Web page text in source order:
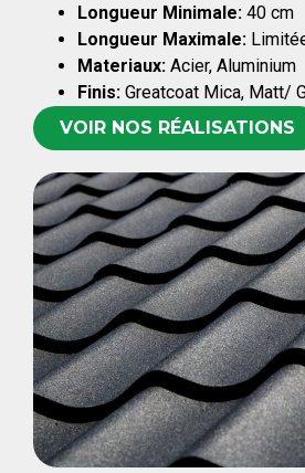
Longueur Minimale: 40 cm
Longueur Maximale:
Materiaux: Acier, Aluminium
Finis: Greatcoat Mica, Matt/
VOIR NOS RÉALISATIONS